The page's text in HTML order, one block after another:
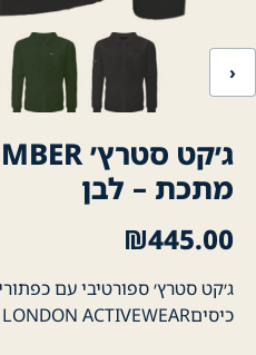
›
מתכת – לבן
₪445.00
ג׳קט סטרץ׳ ספורטיבי עם
כיסיםSTRETCH JOHN PETER LONDON ACTIVEWEAR